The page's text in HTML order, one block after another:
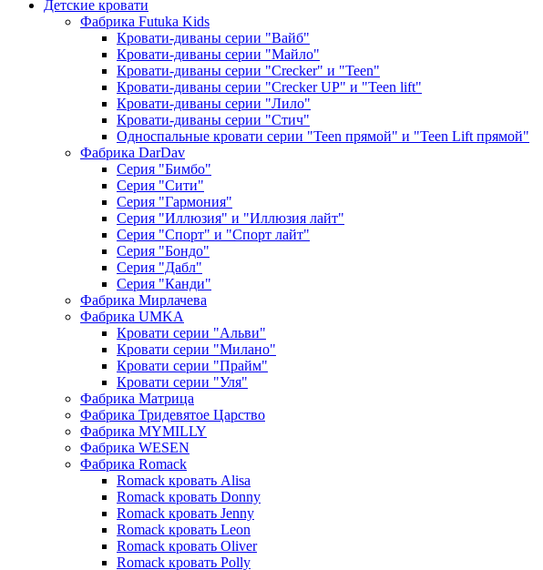
Детские кровати
Фабрика Futuka Kids
Кровати-диваны серии "Вайб"
Кровати-диваны серии "Майло"
Кровати-диваны серии "Creсker" и "Teen"
Кровати-диваны серии "Creсker UP" и "Teen lift"
Кровати-диваны серии "Лило"
Кровати-диваны серии "Стич"
Односпальные кровати серии "Teen прямой" и "Teen Lift прямой"
Фабрика DarDav
Серия "Бимбо"
Серия "Сити"
Серия "Гармония"
Серия "Иллюзия" и "Иллюзия лайт"
Серия "Спорт" и "Спорт лайт"
Серия "Бондо"
Серия "Дабл"
Серия "Канди"
Фабрика Мирлачева
Фабрика UMKA
Кровати серии "Альви"
Кровати серии "Милано"
Кровати серии "Прайм"
Кровати серии "Уля"
Фабрика Матрица
Фабрика Тридевятое Царство
Фабрика MYMILLY
Фабрика WESEN
Фабрика Romack
Romack кровать Alisa
Romack кровать Donny
Romack кровать Jenny
Romack кровать Leon
Romack кровать Oliver
Romack кровать Polly